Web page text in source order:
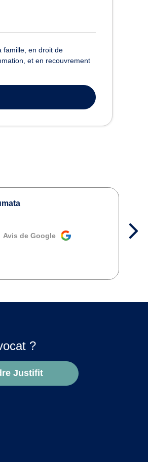
famille, en droit de
et en recouvrement
Avis de Google
?
Justifit